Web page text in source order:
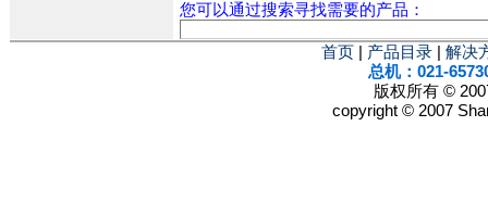
您可以通过搜索寻找需要的产品：
首页 产品目录
解决
总机：021-
版权所有 ©
copyright © 2007